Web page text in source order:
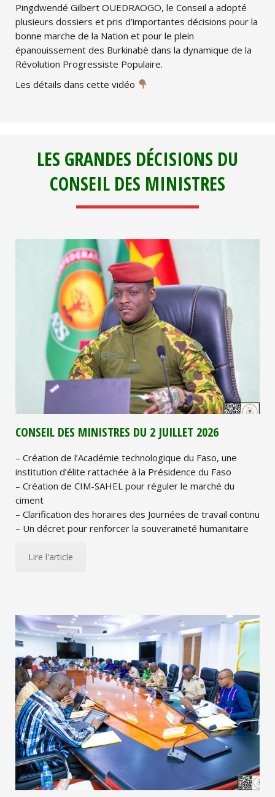
Pingdwendé Gilbert OUEDRAOGO, le Conseil a adopté
plusieurs dossiers et pris d’importantes décisions pour la
bonne marche de la Nation et pour le plein
épanouissement des Burkinabè dans la dynamique de la
Révolution Progressiste Populaire.
Les détails dans cette vidéo
LES GRANDES DÉCISIONS DU
CONSEIL DES MINISTRES
CONSEIL DES MINISTRES DU 2 JUILLET 2026
– Création de l’Académie technologique du Faso, une
institution d’élite rattachée à la Présidence du Faso
– Création de CIM-SAHEL pour réguler le marché du
ciment
– Clarification des horaires des Journées de travail continu
– Un décret pour renforcer la souveraineté humanitaire
Lire l'article